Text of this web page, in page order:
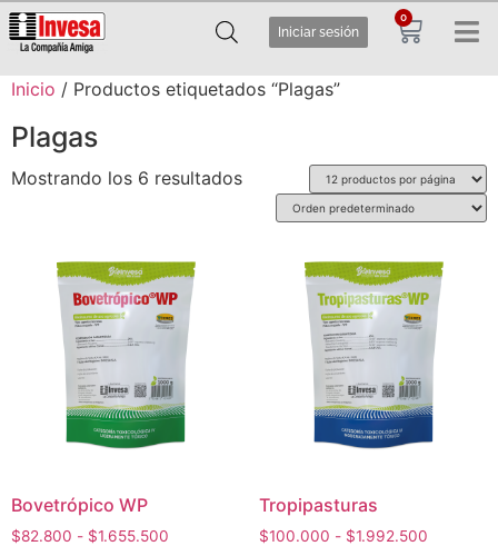
Iniciar sesión
0
Inicio / Productos etiquetados “Plagas”
Plagas
Mostrando los 6 resultados
Bovetrópico WP
$82.800 - $1.655.500
Tropipasturas
$100.000 - $1.992.500